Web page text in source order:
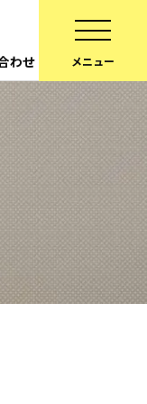
わせ